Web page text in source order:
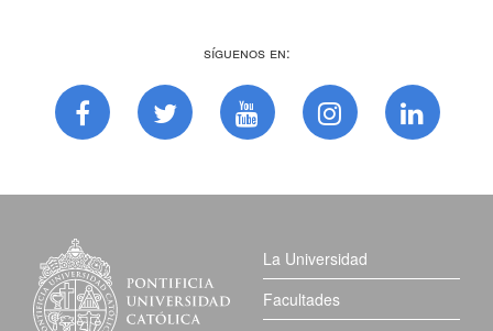
Síguenos en:
La Universidad
Facultades